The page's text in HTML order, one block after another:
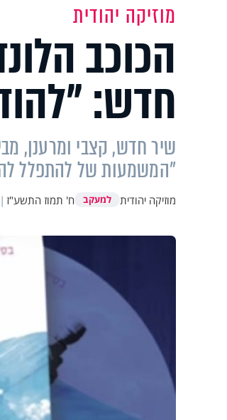
מוזיקה יהודית
הכוכב
חדש:
שיר חדש, קצבי ומרענן,
"המשמעות של להתפלל לה'
מוזיקה יהודית למעקב ח' תמוז התשע"ז |